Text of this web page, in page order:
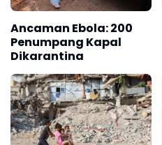
Ancaman Ebola: 200
Penumpang Kapal
Dikarantina